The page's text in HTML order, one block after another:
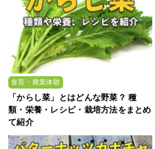
食育・農業体験
「からし菜」とはどんな野菜？ 種
類・栄養・レシピ・栽培方法をまとめ
て紹介